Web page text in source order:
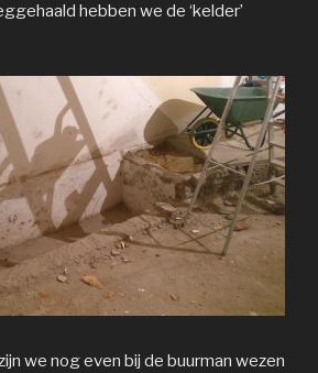
hebben we de ‘kelder’
we nog even bij de buurman wezen